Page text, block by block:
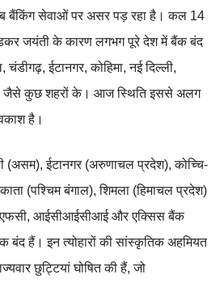
बैंकिंग सेवाओं पर असर पड़ रहा है। कल 14
जयंती के कारण लगभग पूरे देश में बैंक बंद
ईटानगर, कोहिमा, नई दिल्ली,
जैसे कुछ शहरों के। आज स्थिति इससे अलग
है।
(असम), ईटानगर (अरुणाचल प्रदेश), कोच्चि-
(पश्चिम बंगाल), शिमला (हिमाचल प्रदेश)
आईसीआईसीआई और एक्सिस बैंक
बंद हैं। इन त्योहारों की सांस्कृतिक अहमियत
छुट्टियां घोषित की हैं, जो